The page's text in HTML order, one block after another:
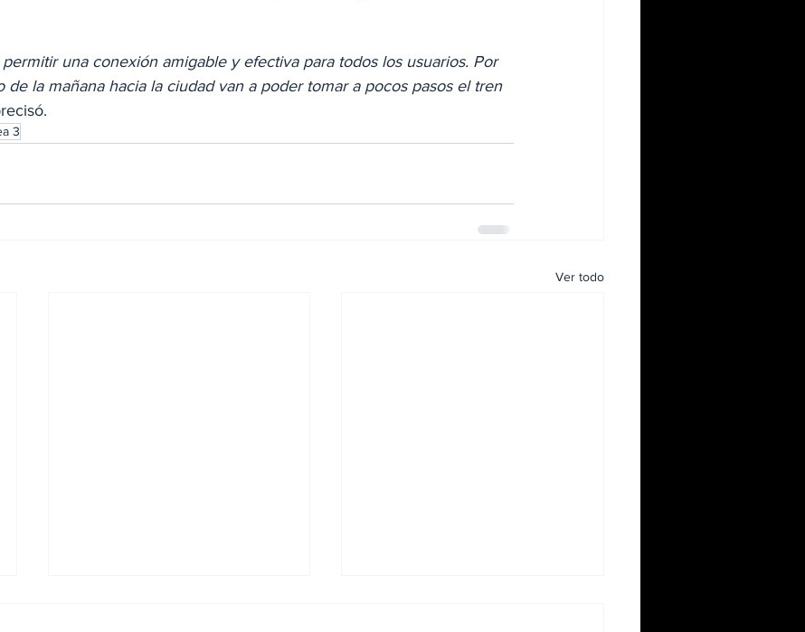
permitir una conexión amigable y efectiva para todos los usuarios. Por
de la mañana hacia la ciudad van a poder tomar a pocos pasos el tren
3
Ver todo